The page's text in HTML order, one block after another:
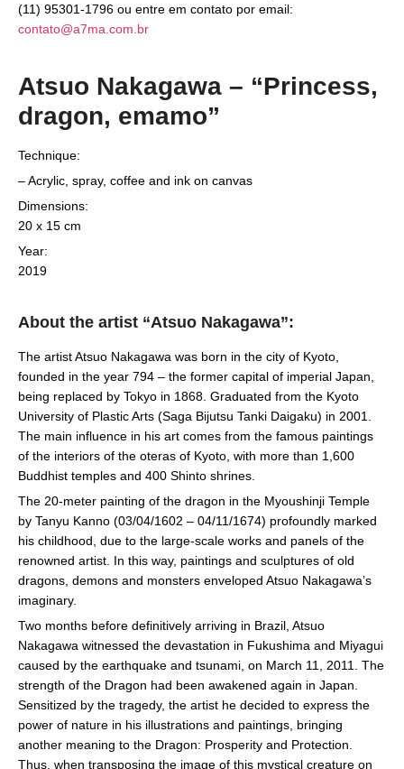
(11) 95301-1796 ou entre em contato por email:
contato@a7ma.com.br
Atsuo Nakagawa – “Princess,
dragon, emamo”
Technique:
– Acrylic, spray, coffee and ink on canvas
Dimensions:
20 x 15 cm
Year:
2019
About the artist “Atsuo Nakagawa”:
The artist Atsuo Nakagawa was born in the city of Kyoto,
founded in the year 794 – the former capital of imperial Japan,
being replaced by Tokyo in 1868. Graduated from the Kyoto
University of Plastic Arts (Saga Bijutsu Tanki Daigaku) ​​in 2001.
The main influence in his art comes from the famous paintings
of the interiors of the oteras of Kyoto, with more than 1,600
Buddhist temples and 400 Shinto shrines.
The 20-meter painting of the dragon in the Myoushinji Temple
by Tanyu Kanno (03/04/1602 – 04/11/1674) profoundly marked
his childhood, due to the large-scale works and panels of the
renowned artist. In this way, paintings and sculptures of old
dragons, demons and monsters enveloped Atsuo Nakagawa’s
imaginary.
Two months before definitively arriving in Brazil, Atsuo
Nakagawa witnessed the devastation in Fukushima and Miyagui
caused by the earthquake and tsunami, on March 11, 2011. The
strength of the Dragon had been awakened again in Japan.
Sensitized by the tragedy, the artist he decided to express the
power of nature in his illustrations and paintings, bringing
another meaning to the Dragon: Prosperity and Protection.
Thus, when transposing the image of this mystical creature on